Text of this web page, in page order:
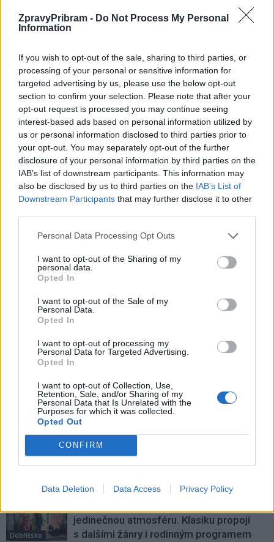
ZpravyPribram - Do Not Process My Personal
Information
If you wish to opt-out of the sale, sharing to third parties, or
processing of your personal or sensitive information for
targeted advertising by us, please use the below opt-out
section to confirm your selection. Please note that after your
opt-out request is processed you may continue seeing
interest-based ads based on personal information utilized by
us or personal information disclosed to third parties prior to
your opt-out. You may separately opt-out of the further
disclosure of your personal information by third parties on the
IAB’s list of downstream participants. This information may
also be disclosed by us to third parties on the IAB’s List of
Downstream Participants that may further disclose it to other
Personal Data Processing Opt Outs
I want to opt-out of the Sharing of my
personal data.
Opted In
I want to opt-out of the Sale of my
Personal Data.
Opted In
I want to opt-out of processing my
Personal Data for Targeted Advertising.
Opted In
I want to opt-out of Collection, Use,
Retention, Sale, and/or Sharing of my
Personal Data that Is Unrelated with the
Purposes for which it was collected.
Opted Out
CONFIRM
Data Deletion Data Access Privacy Policy
Komentáře
TAGY děti Dobříš kulturní dům Olaf
Veselá rodina
Veselý karneval
Předchozí článek
den obětí trestných činů
Následující článek
mladé absolventy středních škol
do svých řad
SOUVISEJÍCÍ ČLÁNKY
VÍCE OD AUTORA
Dnes se v Příbrami otevře výstava
Dobříšsko
jedinečnou atmosféru. Klasiku propojí
s dalšími žánry i rodinným programem